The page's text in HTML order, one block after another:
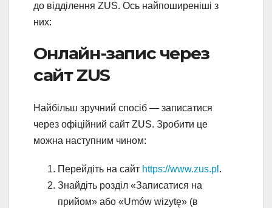
до відділення ZUS. Ось найпоширеніші з
них:
Онлайн-запис через
сайт ZUS
Найбільш зручний спосіб — записатися
через офіційний сайт ZUS. Зробити це
можна наступним чином:
Перейдіть на сайт https://www.zus.pl .
Знайдіть розділ «Записатися на
прийом» або «Umów wizytę» (в